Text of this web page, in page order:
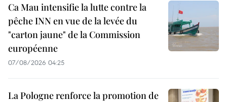
Ca Mau intensifie la lutte contre la
pêche INN en vue de la levée du
"carton jaune" de la Commission
européenne
07/08/2026 04:25
La Pologne renforce la promotion de